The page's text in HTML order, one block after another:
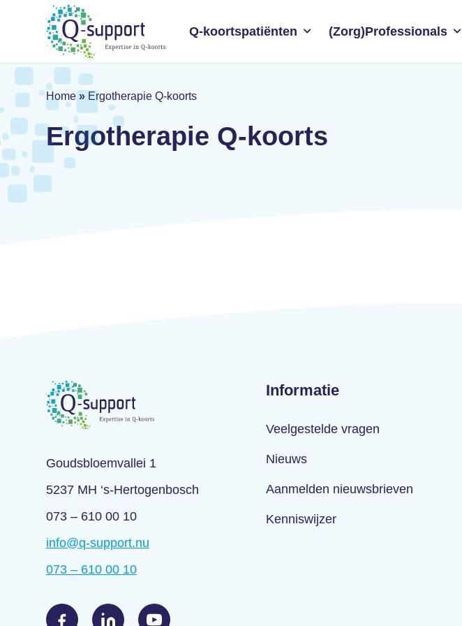
content
Q-koortspatiënten (Zorg)Professionals
Home» Ergotherapie Q-koorts
Ergotherapie Q-koorts
Goudsbloemvallei 1
5237 MH ‘s-Hertogenbosch
073 – 610 00 10
info@q-support.nu
073 – 610 00 10
Informatie
Veelgestelde vragen
Nieuws
Aanmelden nieuwsbrieven
Kenniswijzer